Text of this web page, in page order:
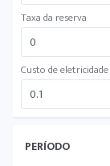
Taxa da reserva
Custo de eletricidade
PERÍODO